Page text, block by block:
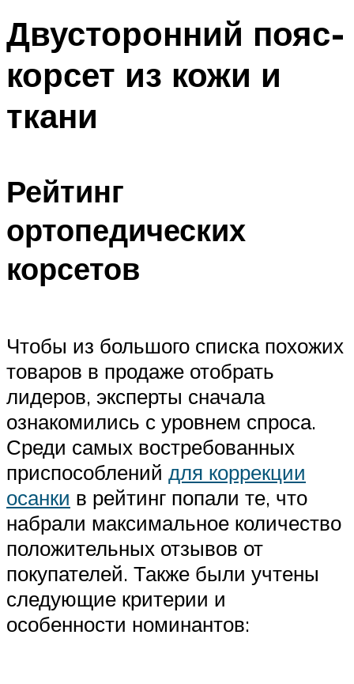
Двусторонний пояс-
корсет из кожи и
ткани
Рейтинг
ортопедических
корсетов
Чтобы из большого списка похожих
товаров в продаже отобрать
лидеров, эксперты сначала
ознакомились с уровнем спроса.
Среди самых востребованных
приспособлений для коррекции
осанки в рейтинг попали те, что
набрали максимальное количество
положительных отзывов от
покупателей. Также были учтены
следующие критерии и
особенности номинантов: